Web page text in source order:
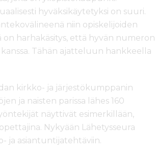
hyväksikäytetyksi on suuri.
niin opiskelijoiden
harhakäsitys, että hyvän numeron
Tähän ajatteluun hankkeella
kirkko- ja järjestökumppanin
ja naisten parissa lähes 160
näyttivät esimerkillään,
Nykyään Lähetysseura
ja asiantuntijatehtäviin.